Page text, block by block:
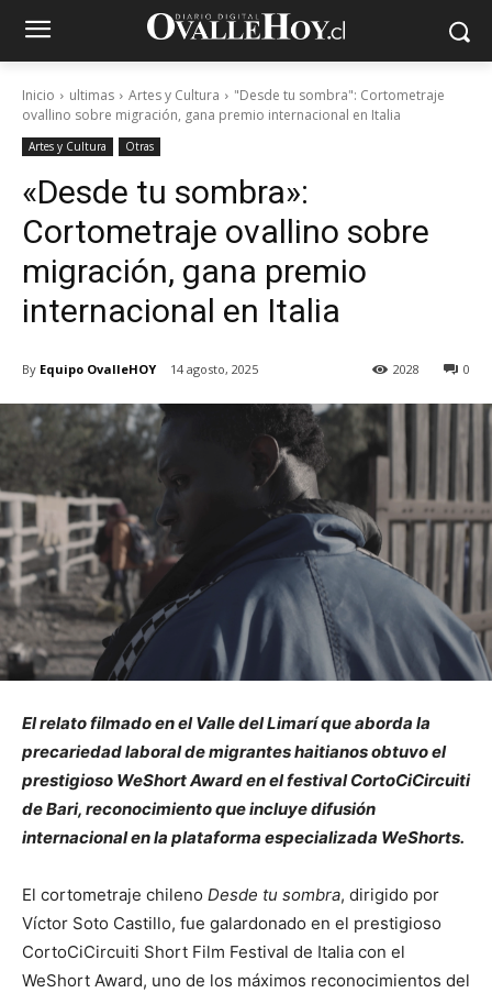
Inicio ultimas Artes y Cultura
"Desde tu sombra": Cortometraje
ovallino sobre migración, gana premio internacional en Italia
Artes y Cultura Otras
«Desde tu sombra»:
Cortometraje ovallino sobre
migración, gana premio
internacional en Italia
By Equipo OvalleHOY 14 agosto, 2025 0
2028
El relato filmado en el Valle del Limarí que aborda la
precariedad laboral de migrantes haitianos obtuvo el
prestigioso WeShort Award en el festival CortoCiCircuiti
de Bari, reconocimiento que incluye difusión
internacional en la plataforma especializada WeShorts.
El cortometraje chileno Desde tu sombra, dirigido por
Víctor Soto Castillo, fue galardonado en el prestigioso
CortoCiCircuiti Short Film Festival de Italia con el
WeShort Award, uno de los máximos reconocimientos del